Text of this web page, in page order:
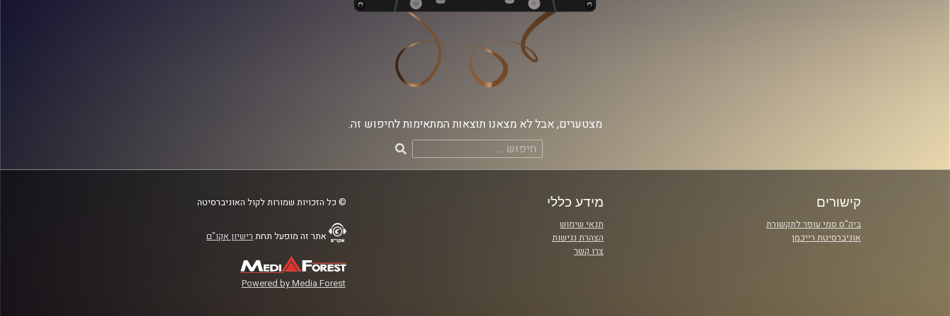
מצטערים, אבל לא מצאנו תוצאות המתאימות לחיפוש זה.
חיפוש:
קישורים
ביה"ס סמי עופר לתקשורת
אוניברסיטת רייכמן
מידע כללי
תנאי שימוש
הצהרת נגישות
צרו קשר
© כל הזכויות שמורות לקול האוניברסיטה
אתר זה מופעל תחת רישיון אקו"ם
Powered by Media Forest